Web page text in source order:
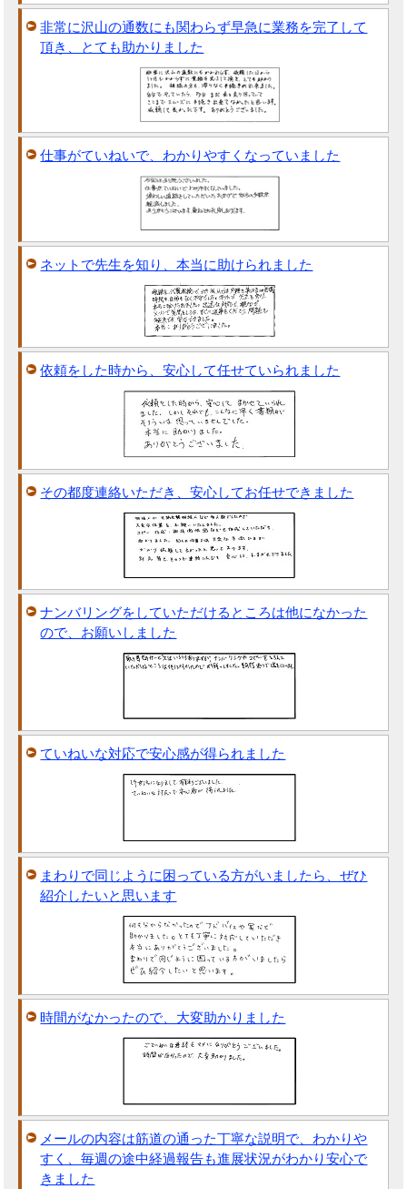
非常に沢山の通数にも関わらず早急に業務を完了して
頂き、とても助かりました
仕事がていねいで、わかりやすくなっていました
ネットで先生を知り、本当に助けられました
依頼をした時から、安心して任せていられました
その都度連絡いただき、安心してお任せできました
ナンバリングをしていただけるところは他になかった
ので、お願いしました
ていねいな対応で安心感が得られました
まわりで同じように困っている方がいましたら、ぜひ
紹介したいと思います
時間がなかったので、大変助かりました
メールの内容は筋道の通った丁寧な説明で、わかりや
すく、毎週の途中経過報告も進展状況がわかり安心で
きました